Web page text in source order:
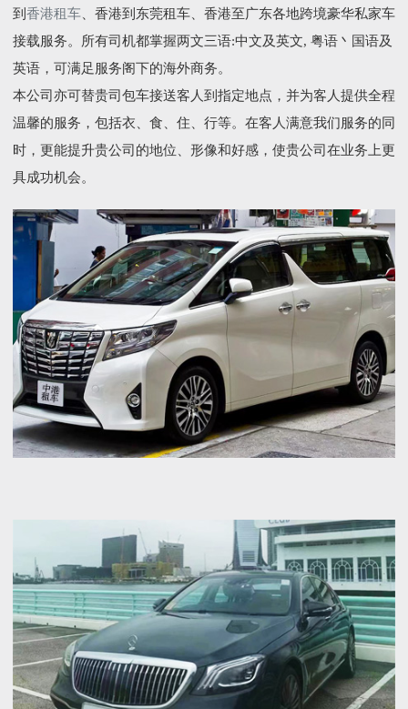
到 香港租车、香港到东莞租车、香港至广东各地跨境豪华私家车
接载服务。所有司机都掌握两文三语:中文及英文, 粤语丶国语及
英语，可满足服务阁下的海外商务。
本公司亦可替贵司包车接送客人到指定地点，并为客人提供全程
温馨的服务，包括衣、食、住、行等。在客人满意我们服务的同
时，更能提升贵公司的地位、形像和好感，使贵公司在业务上更
具成功机会。